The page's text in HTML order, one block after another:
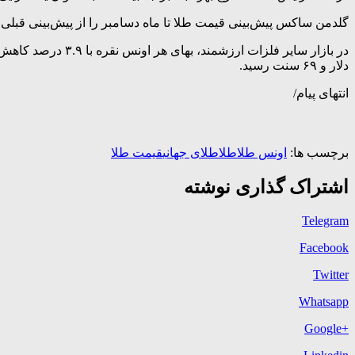
گلدمن ساکس پیش‌بینی قیمت طلا تا ماه دسامبر را از پیش‌بینی قبلی ۵۴۰۰ دلار به ۴۹۰۰ دلار کاهش داد و این بانک انتظار کاهش نرخ بهره فدرال رزرو در سال جاری را
دلار و ۶۹ سنت رسید.
انتهای پیام/
برچسب ها: اونس طلاطلاطلای جهانیقیمت طلا
اشتراک گذاری نوشته
Telegram
Facebook
Twitter
Whatsapp
+Google